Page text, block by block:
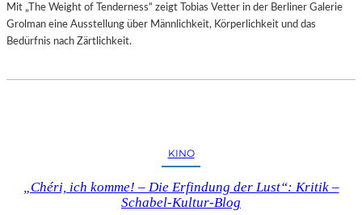
Mit „The Weight of Tenderness“ zeigt Tobias Vetter in der Berliner Galerie
Grolman eine Ausstellung über Männlichkeit, Körperlichkeit und das
Bedürfnis nach Zärtlichkeit.
KINO
„Chéri, ich komme! – Die Erfindung der Lust“: Kritik –
Schabel-Kultur-Blog